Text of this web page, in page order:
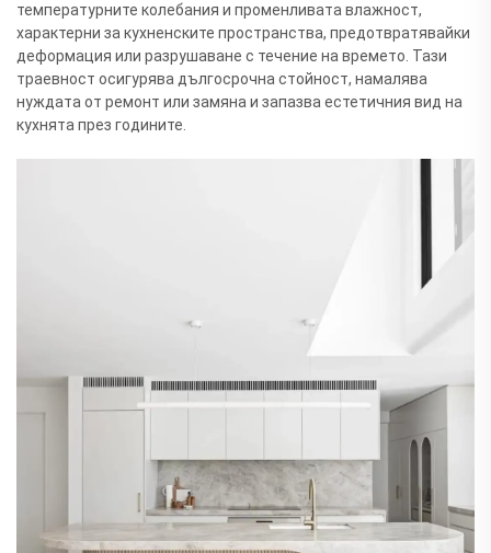
температурните колебания и променливата влажност,
характерни за кухненските пространства, предотвратявайки
деформация или разрушаване с течение на времето. Тази
траевност осигурява дългосрочна стойност, намалява
нуждата от ремонт или замяна и запазва естетичния вид на
кухнята през годините.